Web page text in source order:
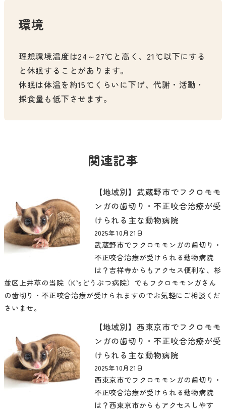
環境
理想環境温度は24～27℃と高く、21℃以下にする
と休眠することがあります。
休眠は体温を約15℃くらいに下げ、代謝・活動・
採食量も低下させます。
関連記事
【地域別】武蔵野市でフクロモモ
ンガの歯切り・不正咬合治療が受
けられる主な動物病院
2025年10月21日
武蔵野市でフクロモモンガの歯切り・
不正咬合治療が受けられる動物病院
は？吉祥寺からもアクセス便利な、杉
並区上井草の当院（K’sどうぶつ病院）でもフクロモモンガさん
の歯切り・不正咬合治療が受けられますのでお気軽にご相談くだ
さいませ。
【地域別】西東京市でフクロモモ
ンガの歯切り・不正咬合治療が受
けられる主な動物病院
2025年10月21日
西東京市でフクロモモンガの歯切り・
不正咬合治療が受けられる動物病院
は？西東京市からもアクセスしやす